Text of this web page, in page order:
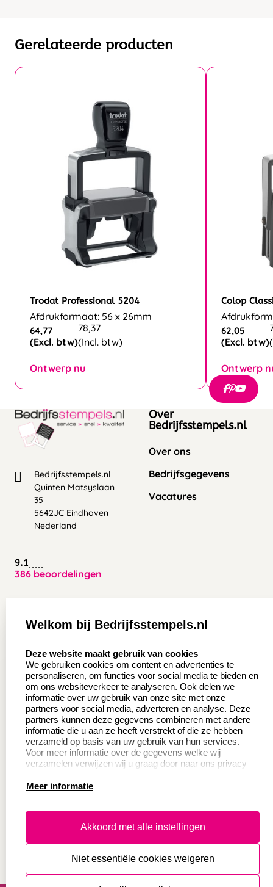
Gerelateerde producten
Trodat Professional 5204
Afdrukformaat: 56 x 26mm
64,77
(Excl. btw)
78,37
(Incl. btw)
Ontwerp nu
Colop
62,05
(Excl. btw)
Ontwerp
Bedrijfsstempels.nl
Quinten Matsyslaan
35
5642JC Eindhoven
Nederland
9.1
386 beoordelingen
Over
Bedrijfsstempels.nl
Over ons
Bedrijfsgegevens
Vacatures
Wederverkoper
worden
Sale
Betaling & Verzending
Veel gestelde vragen
Retourneren
Herroepingsrecht
Productinformatie:
Instructie voor
Aanleverspecificaties
Safety Sheets
Welkom bij Bedrijfsstempels.nl
Deze website maakt gebruik van cookies
We gebruiken cookies om content en advertenties te
personaliseren, om functies voor social media te bieden en
om ons websiteverkeer te analyseren. Ook delen we
informatie over uw gebruik van onze site met onze
partners voor social media, adverteren en analyse. Deze
partners kunnen deze gegevens combineren met andere
informatie die u aan ze heeft verstrekt of die ze hebben
verzameld op basis van uw gebruik van hun services.
Voor meer informatie over de gegevens welke wij
verzamelen verwijzen wij u graag door naar ons privacy
Meer informatie
Akkoord met alle instellingen
Niet essentiële cookies weigeren